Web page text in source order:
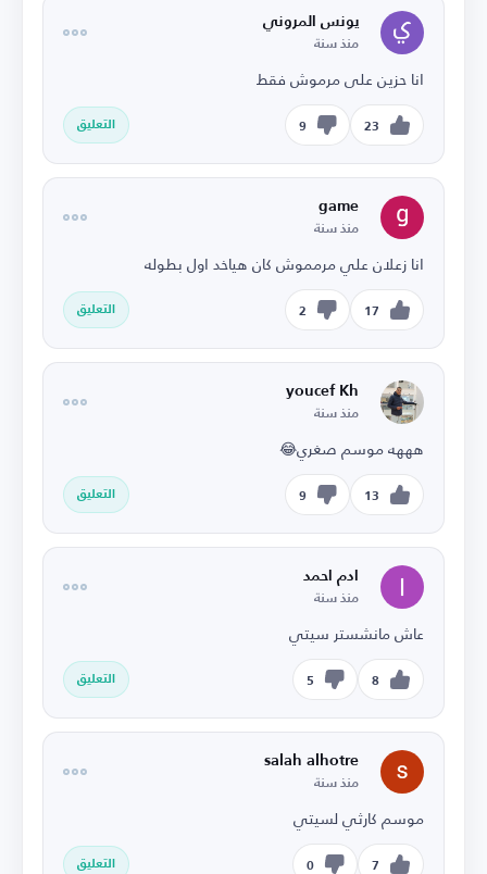
يونس المروني
منذ سنة
انا حزين على مرموش فقط
23
9 التعليق
game
منذ سنة
انا زعلان علي مرمموش كان هياخد اول بطوله
17
2 التعليق
youcef Kh
منذ سنة
هههه موسم صغري😂
13
9 التعليق
ادم احمد
منذ سنة
عاش مانشستر سيتي
8
5 التعليق
salah alhotre
منذ سنة
موسم كارثي لسيتي
7
0 التعليق